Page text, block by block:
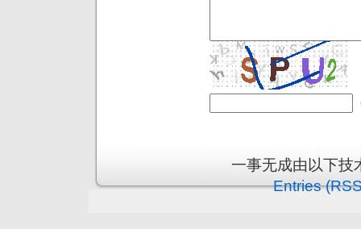
一事无成由以下技
Entries